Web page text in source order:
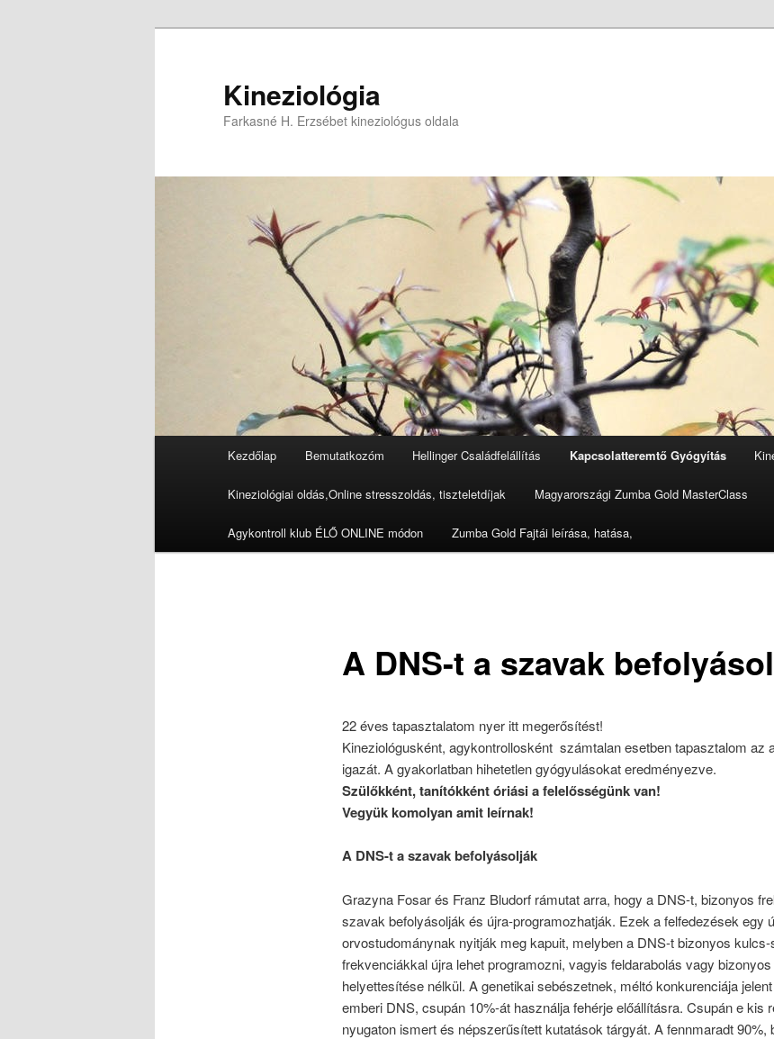
Kineziológia
Farkasné H. Erzsébet kineziológus oldala
Kezdőlap Bemutatkozóm Hellinger Családfelállítás Kapcsolatteremtő Gyógyítás
Kineziológiai oldás,Online stresszoldás, tiszteletdíjak Magyarországi Zumba Gold MasterClass
Agykontroll klub ÉLŐ ONLINE módon Zumba Gold Fajtái leírása, hatása,
A DNS-t a szavak
22 éves tapasztalatom nyer itt megerősítést!
Kineziológusként, agykontrollosként számtalan esetben tapasztalom az
igazát. A gyakorlatban hihetetlen gyógyulásokat eredményezve.
Szülőkként, tanítókként óriási a felelősségünk van!
Vegyük komolyan amit leírnak!
A DNS-t a szavak befolyásolják
Grazyna Fosar és Franz Bludorf rámutat arra, hogy a DNS-t, bizonyos
szavak befolyásolják és újra-programozhatják. Ezek a felfedezések egy
orvostudománynak nyitják meg kapuit, melyben a DNS-t bizonyos
frekvenciákkal újra lehet programozni, vagyis feldarabolás vagy
helyettesítése nélkül. A genetikai sebészetnek, méltó konkurenciája
emberi DNS, csupán 10%-át használja fehérje előállításra. Csupán e kis
nyugaton ismert és népszerűsített kutatások tárgyát. A fennmaradt 90%,